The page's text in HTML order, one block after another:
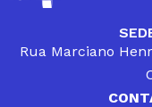
Rua Marciano